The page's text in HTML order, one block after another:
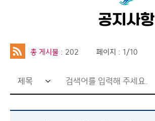
대학원 소식
연구/프로젝트
이용안내
대학원 학사안내
서식/자료실
공지사항
총 게시물 : 202 페이지 : 1/10
검
색
어